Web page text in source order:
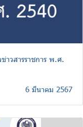
วสารราชการ พ.ศ.
6 มีนาคม 2567